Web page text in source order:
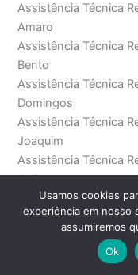
Assistência Técnica
Amaro
Assistência Técnica
Bento
Assistência Técnica
Domingos
Assistência Técnica
Joaquim
Assistência Técnica
Judas
Assistência Técnica
Assistência Técnica
Assistência Técnica
Assistência Técnica
Usamos cookies
experiência em nosso
assumiremos
Ok